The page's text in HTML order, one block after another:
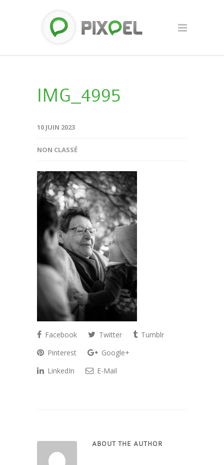
IMG_4995
10 JUIN 2023
NON CLASSÉ
Facebook Twitter
Tumblr
Pinterest
Google+
LinkedIn
E-Mail
ABOUT THE AUTHOR